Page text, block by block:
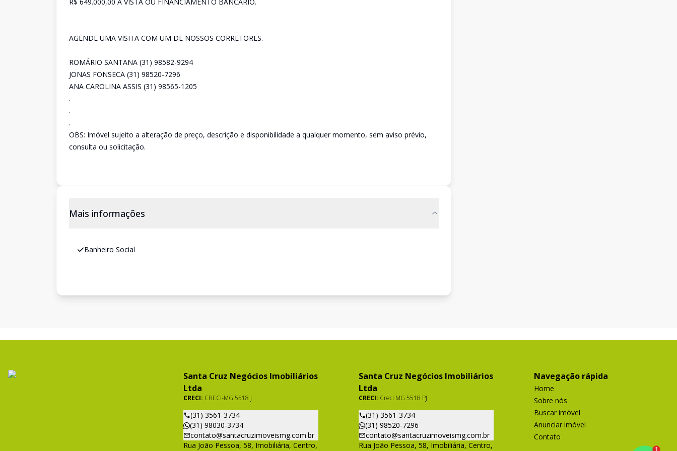
AGENDE UMA VISITA COM UM DE NOSSOS CORRETORES.
ROMÁRIO SANTANA (31) 98582-9294
JONAS FONSECA (31) 98520-7296
ANA CAROLINA ASSIS (31) 98565-1205
.
.
.
OBS: Imóvel sujeito a alteração de preço, descrição e disponibilidade a qualquer momento, sem aviso prévio,
consulta ou solicitação.
Mais informações
Banheiro Social
Santa Cruz Negócios Imobiliários
Ltda
CRECI: CRECI-MG 5518 J
(31) 3561-3734
(31) 98030-3734
contato@santacruzimoveismg.com.br
Rua João Pessoa, 58, Imobiliária, Centro,
Santa Cruz Negócios Imobiliários
Ltda
CRECI: Creci MG 5518 PJ
(31) 3561-3734
(31) 98520-7296
contato@santacruzimoveismg.com.br
Rua João Pessoa, 58, Imobiliária, Centro,
Navegação rápida
Home
Sobre nós
Buscar imóvel
Anunciar imóvel
Contato
1